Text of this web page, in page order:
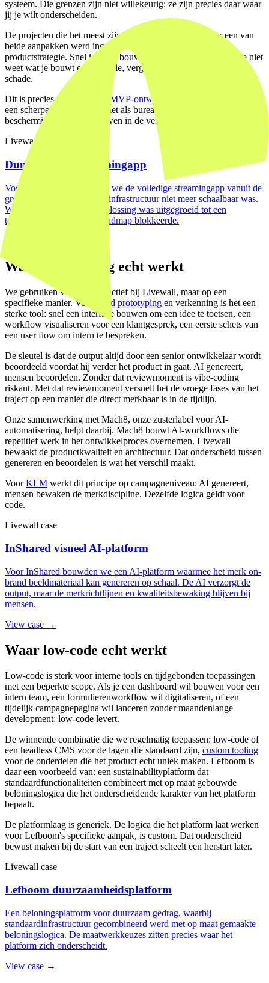
systeem. Die grenzen zijn niet willekeurig: ze zijn precies daar waar
jij je wilt onderscheiden.
De projecten die het meest zijn vastgelopen, zijn die waar een van
beide aanpakken werd ingezet als vervanging voor een
productstrategie. Snel kunnen bouwen is waardevol. Maar als je niet
weet wat je bouwt en voor wie, vergroot snelheid alleen maar de
schade.
Dit is precies waarom onze
MVP-ontwikkeling aanpak
een scherpe definitiefase. Niet als bureaucratische stap, maar als
bescherming tegen het bouwen in de verkeerde richting.
Livewall case
Dumpert videostreamingapp
Voor Dumpert herbouwden we de volledige streamingapp vanuit de
grond, omdat de bestaande infrastructuur niet meer schaalbaar was.
Wat begon als een snelle oplossing was uitgegroeid tot een
technische schuld die de roadmap blokkeerde.
Waar vibe-coding echt werkt
We gebruiken vibe-coding actief bij Livewall, maar op een
specifieke manier. Voor
rapid prototyping en verkenning is het een
sterke tool: snel een interface bouwen om een idee te toetsen, een
workflow visualiseren voor een klantgesprek, een eerste schets van
een user flow om intern te bespreken.
De sleutel is dat de output altijd door een senior ontwikkelaar wordt
beoordeeld voordat hij verder het product in gaat. AI genereert,
mensen beoordelen. Zonder dat reviewmoment is vibe-coding
riskant. Met dat reviewmoment versnelt het de vroege fases van het
traject op een manier die direct merkbaar is in de tijdlijn.
Onze samenwerking met Mach8, onze zusterlabel voor AI-
automatisering, helpt daarbij. Mach8 bouwt AI-workflows die
repetitief werk in het ontwikkelproces overnemen. Livewall
bewaakt de productkwaliteit en architectuur. Dat onderscheid tussen
genereren en beoordelen is wat het verschil maakt.
VoorKLM werkt dit principe op campagneniveau: AI genereert,
mensen bewaken de merkdiscipline. Dezelfde logica geldt voor
code.
Livewall case
InShared visueel AI-platform
Voor InShared bouwden we een AI-platform waarmee het merk on-
brand beeldmateriaal kan genereren op schaal. De AI verzorgt de
output, maar de merkrichtlijnen en kwaliteitsbewaking blijven bij
mensen.
View case →
Waar low-code echt werkt
Low-code is sterk voor interne tools en tijdgebonden toepassingen
met een beperkte scope. Als je een dashboard wil bouwen voor een
intern team, een formulierenworkflow wil digitaliseren, of een
tijdelijk campagnepagina wil lanceren zonder maandenlange
development: low-code levert.
De winnende combinatie die we regelmatig toepassen: low-code of
een headless CMS voor de lagen die standaard zijn, custom tooling
voor de onderdelen die het product echt uniek maken. Lefboom is
daar een voorbeeld van: een sustainabilityplatform dat
standaardfunctionaliteiten combineert met op maat gebouwde
beloningslogica die het onderscheidende karakter van het platform
bepaalt.
De platformlaag is generiek. De logica die het platform laat werken
voor Lefboom's specifieke aanpak, is custom. Dat onderscheid
bewust maken bij de start van een traject scheelt een herstart later.
Livewall case
Lefboom duurzaamheidsplatform
Een beloningsplatform voor duurzaam gedrag, waarbij
standaardinfrastructuur gecombineerd werd met op maat gemaakte
beloningslogica. De maatwerkkeuzes zitten precies waar het
platform zich onderscheidt.
View case →